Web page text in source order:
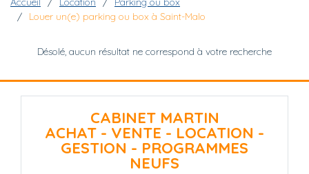
Louer un(e) parking ou box à Saint-Malo
Désolé, aucun résultat ne correspond à votre recherche
CABINET MARTIN
ACHAT - VENTE - LOCATION -
GESTION - PROGRAMMES
NEUFS